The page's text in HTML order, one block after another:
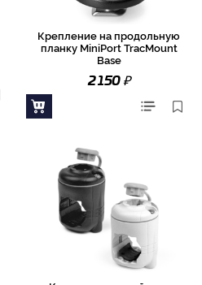
Крепление на продольную
планку MiniPort TracMount
Base
2 150₽